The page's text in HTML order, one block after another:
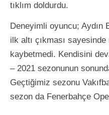
tıklım doldurdu.
Deneyimli oyuncu; Aydın
ilk altı çıkması
kaybetmedi. Kendisini
– 2021 sezonunun
Geçtiğimiz sezonu
sezon da Fenerbahçe